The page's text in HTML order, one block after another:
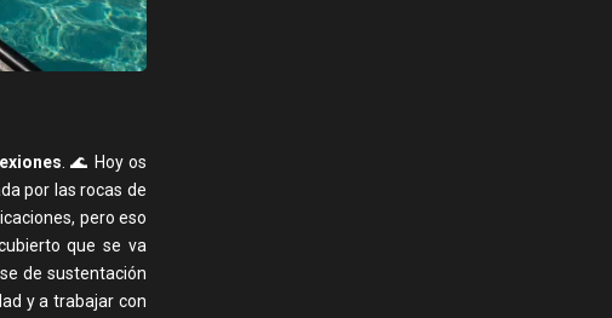
. 🌊 Hoy os
por las rocas de
pero eso
que se va
de sustentación
y a trabajar con